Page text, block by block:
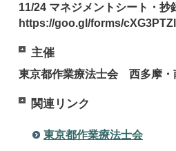
11/24 マネジメントシート・抄
https://goo.gl/forms/
主催
東京都作業療法士会 西多摩・
関連リンク
東京都作業療法士会